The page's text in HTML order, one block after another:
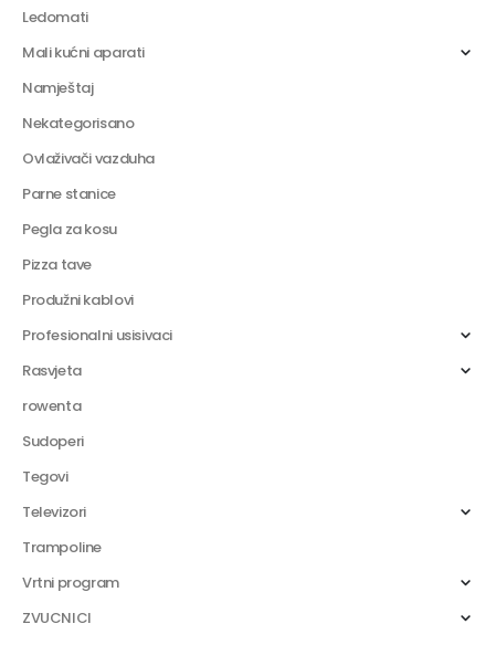
Ledomati
Mali kućni aparati
Namještaj
Nekategorisano
Ovlaživači vazduha
Parne stanice
Pegla za kosu
Pizza tave
Produžni kablovi
Profesionalni usisivaci
Rasvjeta
rowenta
Sudoperi
Tegovi
Televizori
Trampoline
Vrtni program
ZVUCNICI